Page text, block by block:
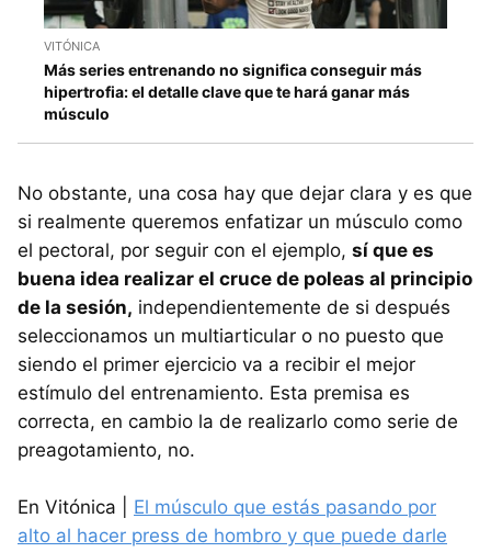
VITÓNICA
Más series entrenando no significa conseguir más
hipertrofia: el detalle clave que te hará ganar más
músculo
No obstante, una cosa hay que dejar clara y es que
si realmente queremos enfatizar un músculo como
el pectoral, por seguir con el ejemplo, sí que es
buena idea realizar el cruce de poleas al principio
de la sesión, independientemente de si después
seleccionamos un multiarticular o no puesto que
siendo el primer ejercicio va a recibir el mejor
estímulo del entrenamiento. Esta premisa es
correcta, en cambio la de realizarlo como serie de
preagotamiento, no.
En Vitónica | El músculo que estás pasando por
alto al hacer press de hombro y que puede darle